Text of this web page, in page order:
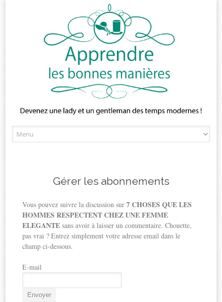
to
Gérer les abonnements
Vous pouvez suivre la discussion sur7 CHOSES QUE LES
HOMMES RESPECTENT CHEZ UNE FEMME
ELEGANTE sans avoir à laisser un commentaire. Chouette,
pas vrai ? Entrez simplement votre adresse email dans le
champ ci-dessous.
E-mail